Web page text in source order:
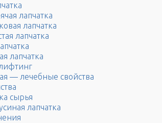
лапчатка
лапчатка
лапчатка
лапчатка
— лечебные свойства
сырья
лапчатка